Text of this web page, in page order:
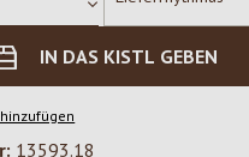
IN DAS KISTL GEBEN
13593.18